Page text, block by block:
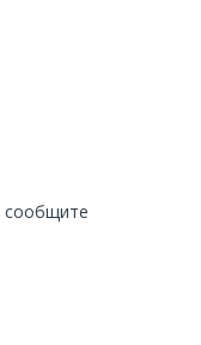
сообщите